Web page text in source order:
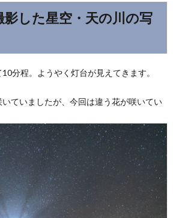
影した星空・天の川の写
分程。ようやく灯台が見えてきます。
ていましたが、今回は違う花が咲いてい